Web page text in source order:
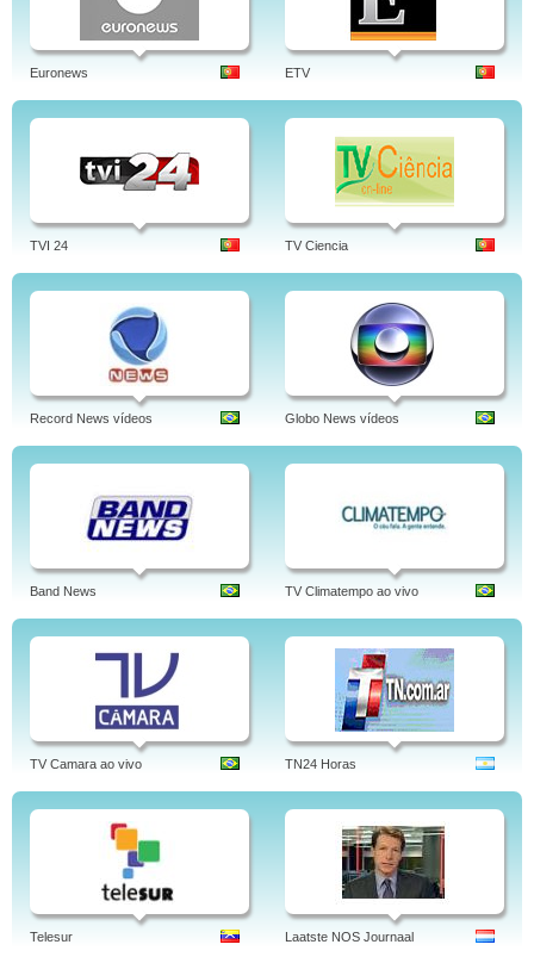
Euronews ETV
TVI 24 TV Ciencia
Record News vídeos Globo News vídeos
Band News TV Climatempo ao vivo
TV Camara ao vivo TN24 Horas
Telesur Laatste NOS Journaal